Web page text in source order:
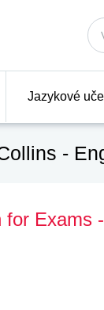
Jazykové
-
for Exams